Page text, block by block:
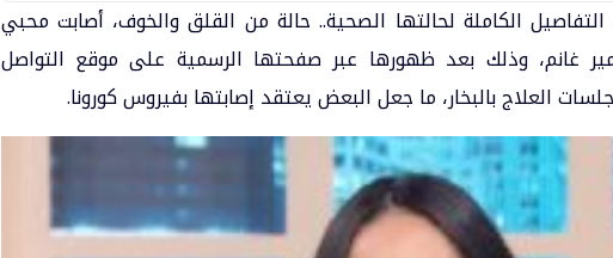
الكاملة لحالتها الصحية.. حالة من القلق والخوف، أصابت محبي
غانم، وذلك بعد ظهورها عبر صفحتها الرسمية على موقع التواصل
العلاج بالبخار، ما جعل البعض يعتقد إصابتها بفيروس كورونا.